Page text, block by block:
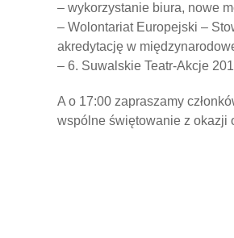
– wykorzystanie biura, nowe
– Wolontariat Europejski –
akredytację w
– 6. Suwalskie Teatr-Akcje
A o 17:00 zapraszamy
wspólne świętowanie z okazji